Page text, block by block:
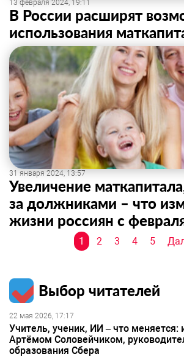
13 февраля 2024, 19:11
В России расширят
использования
31 января 2024, 13:57
Увеличение
за должниками – что
жизни россиян с
Навигация
записям
1 2 3 4 5
Выбор читателей
22 мая 2026, 17:17
Учитель, ученик, ИИ – что меняется:
Артёмом Соловейчиком,
образования Сбера